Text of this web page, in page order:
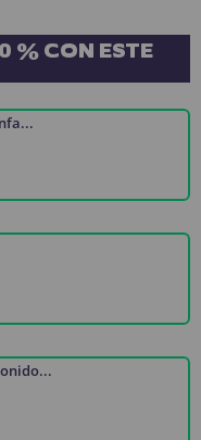
% CON ESTE